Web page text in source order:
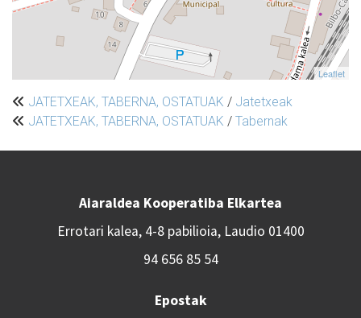
Leaflet
JATETXEAK, TABERNA, OSTATUAK / Jatetxeak
JATETXEAK, TABERNA, OSTATUAK / Tabernak
Aiaraldea Kooperatiba Elkartea
Errotari kalea, 4-8 pabilioia, Laudio 01400
94 656 85 54
Epostak